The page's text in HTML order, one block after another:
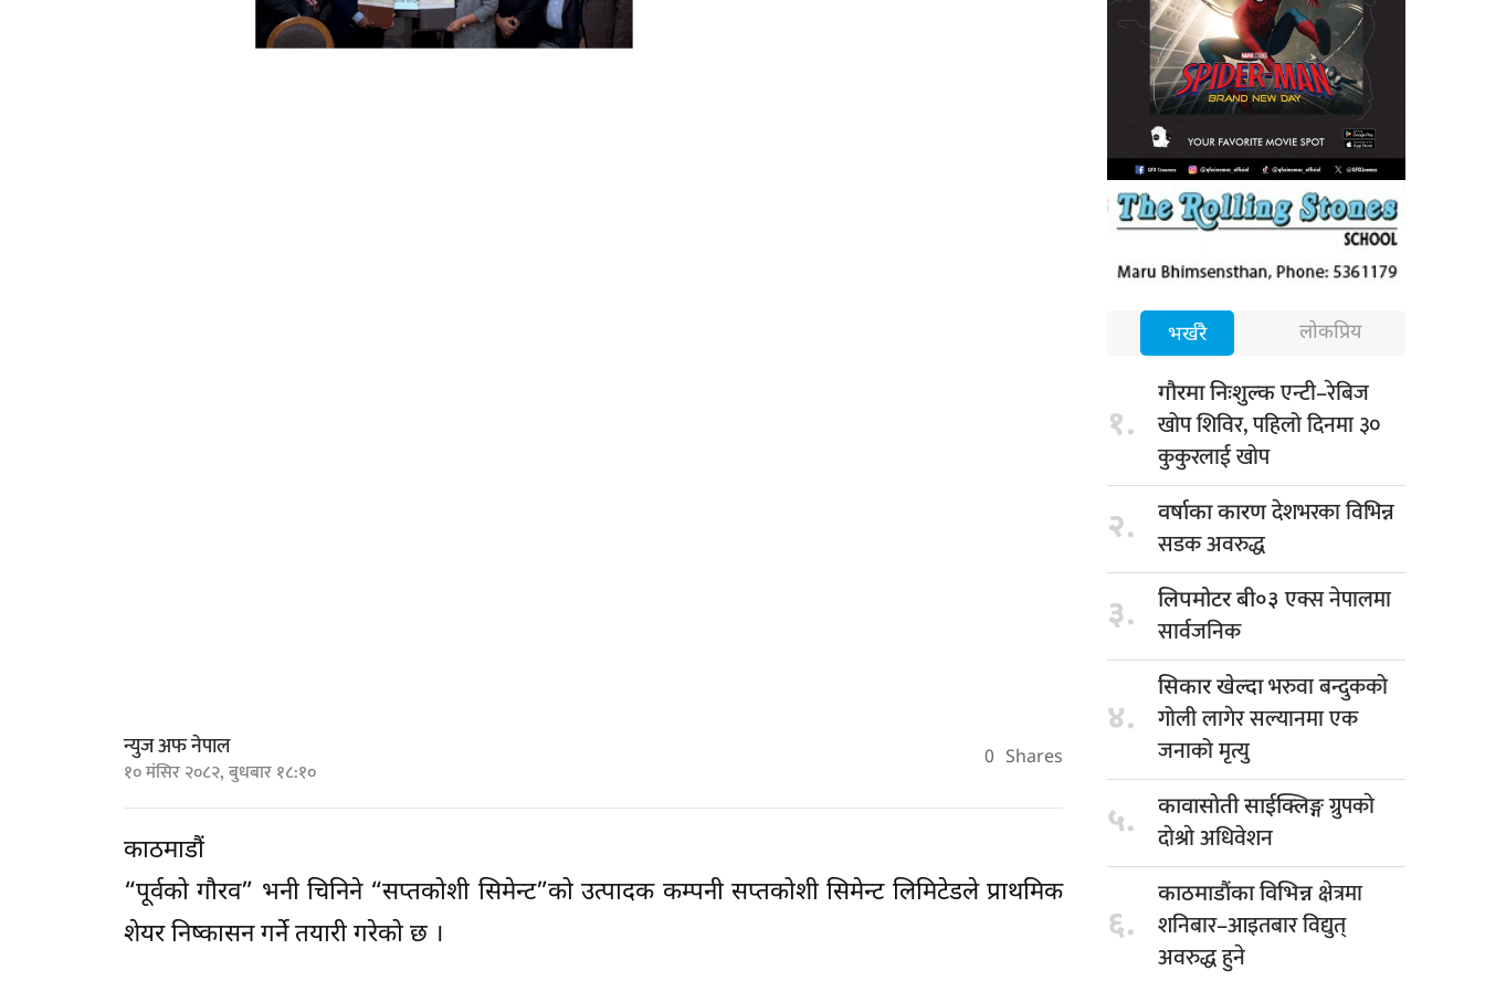
न्युज अफ नेपाल
१० मंसिर २०८२, बुधबार १८:१० 0 Shares
काठमाडौं
“पूर्वको गौरव” भनी चिनिने “सप्तकोशी सिमेन्ट”को उत्पादक कम्पनी सप्तकोशी सिमेन्ट लिमिटेडले प्राथमिक
शेयर निष्कासन गर्ने तयारी गरेको छ ।
भर्खरै लोकप्रिय
१.
गौरमा निःशुल्कएन्टी–रेबिज
खोप शिविर, पहिलो दिनमा ३०
कुकुरलाई खोप
२. वर्षाका कारणदेशभरका विभिन्न
सडक अवरुद्ध
३. लिपमोटर बी०३एक्स नेपालमा
सार्वजनिक
४.
सिकार खेल्दाभरुवा बन्दुकको
गोली लागेर सल्यानमा एक
जनाको मृत्यु
५. कावासाेती साईक्लिङ्गग्रुपकाे
दाेश्राे अधिवेशन
६.
काठमाडौंका विभिन्नक्षेत्रमा
शनिबार–आइतबार विद्युत्
अवरुद्ध हुने